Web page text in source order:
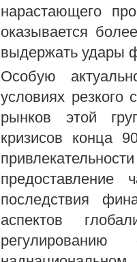
нарастающего
оказывается
выдержать удары
Особую
условиях
рынков этой
кризисов конца
предоставление
последствия
аспектов